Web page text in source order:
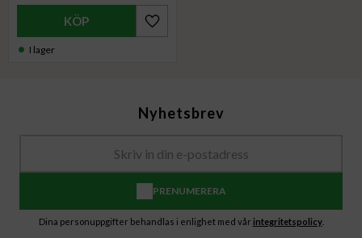
Lägg till i favoriter
I lager
Nyhetsbrev
PRENUMERERA
Dina personuppgifter behandlas i enlighet med vår integritetspolicy.